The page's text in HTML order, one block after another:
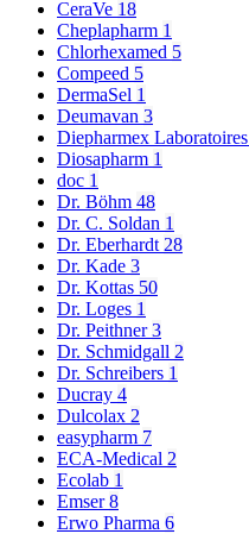
CeraVe 18
Cheplapharm 1
Chlorhexamed 5
Compeed 5
DermaSel 1
Deumavan 3
Diepharmex Laboratoires
Diosapharm 1
doc 1
Dr. Böhm 48
Dr. C. Soldan 1
Dr. Eberhardt 28
Dr. Kade 3
Dr. Kottas 50
Dr. Loges 1
Dr. Peithner3
Dr. Schmidgall 2
Dr. Schreibers 1
Ducray 4
Dulcolax 2
easypharm 7
ECA-Medical 2
Ecolab 1
Emser8
Erwo Pharma 6